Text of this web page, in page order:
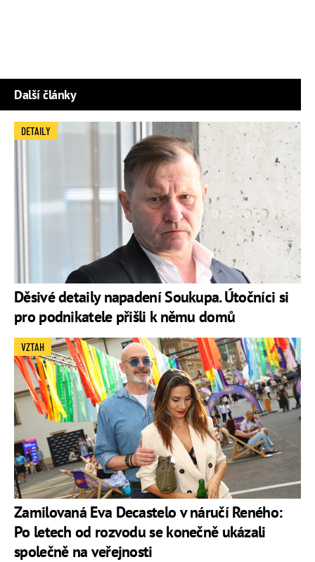
Další články
Děsivé detaily napadení Soukupa. Útočníci si
pro podnikatele přišli k němu domů
DETAILY
Zamilovaná Eva Decastelo v náručí Reného:
Po letech od rozvodu se konečně ukázali
společně na veřejnosti
VZTAH